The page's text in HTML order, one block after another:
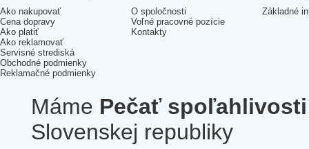
Ako nakupovať
Cena dopravy
Ako platiť
Ako reklamovať
Servisné strediská
Obchodné podmienky
Reklamačné podmienky
O spoločnosti
Voľné pracovné pozície
Kontakty
Základné
Máme Pečať spoľahlivosti
Slovenskej republiky